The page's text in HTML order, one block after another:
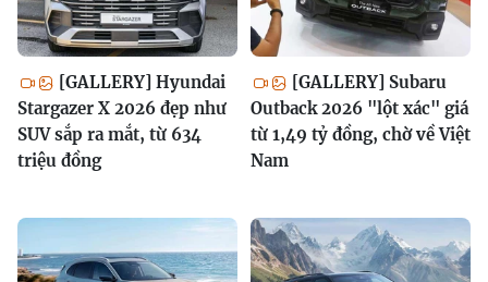
[GALLERY] Hyundai
Stargazer X 2026 đẹp như
SUV sắp ra mắt, từ 634
triệu đồng
[GALLERY] Subaru
Outback 2026 "lột xác" giá
từ 1,49 tỷ đồng, chờ về Việt
Nam